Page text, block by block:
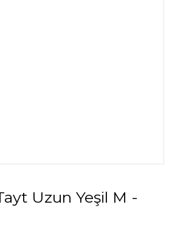
Uzun Yeşil M -